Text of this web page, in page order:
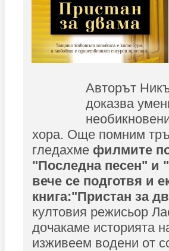
Авторът
доказва
хора. Още помним
гледахме филмите
"Последна песен" и
вече се подготвя и
книга:"Пристан за
култовия режисьор
дочакаме историята
изживеем водени от